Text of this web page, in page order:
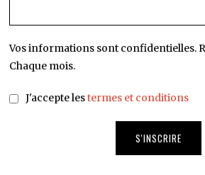
Vos informations sont confidentielles.
Chaque mois.
J'accepte lestermes et conditions